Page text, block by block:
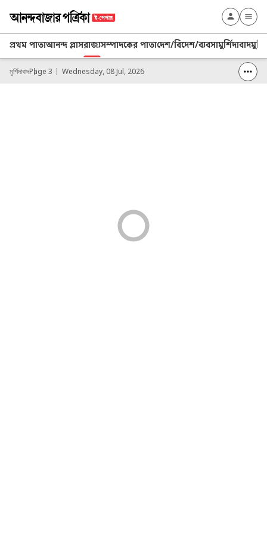
প্রথম পাতাআনন্দ প্লাসরাজ্যসম্পাদকের পাতাদেশ/বিদেশ/ব্যবসামুর্শিদাবাদ
মুর্শিদাবাদPage 3 Wednesday, 08 Jul, 2026